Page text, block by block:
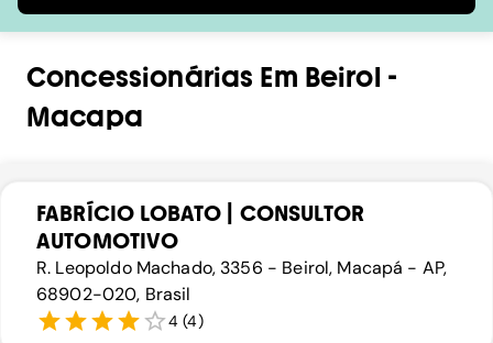
Concessionárias Em Beirol-
Macapa
FABRÍCIO LOBATO | CONSULTOR
AUTOMOTIVO
R. Leopoldo Machado, 3356 - Beirol, Macapá - AP,
68902-020, Brasil
4 (4)